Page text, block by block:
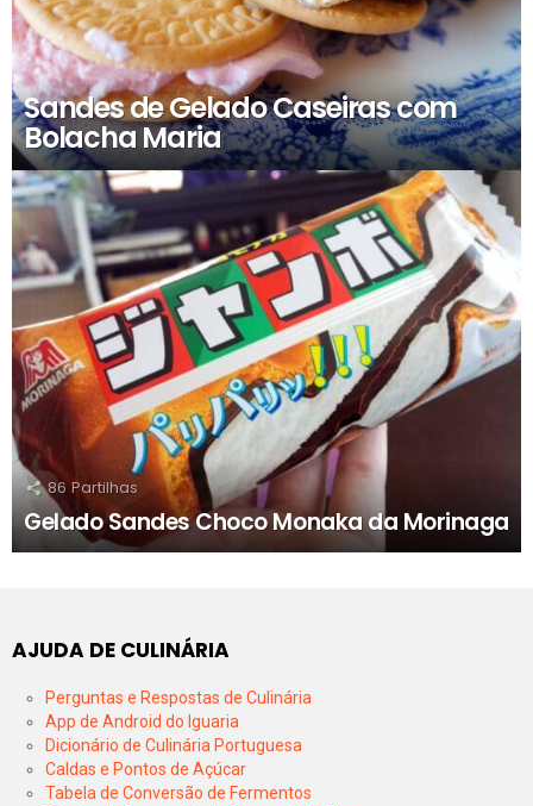
Sandes de Gelado Caseiras com
Bolacha Maria
86 Partilhas
Gelado Sandes Choco Monaka da Morinaga
AJUDA DE CULINÁRIA
Perguntas e Respostas de Culinária
App de Android do Iguaria
Dicionário de Culinária Portuguesa
Caldas e Pontos de Açúcar
Tabela de Conversão de Fermentos